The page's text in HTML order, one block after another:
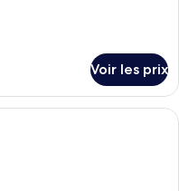
Voir les prix